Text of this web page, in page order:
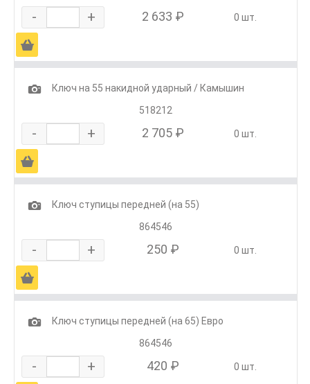
- + 2 633 ₽ 0 шт.
Ä
1
Ключ на 55 накидной ударный / Камышин
518212
- + 2 705 ₽ 0 шт.
Ä
1
Ключ ступицы передней (на 55)
864546
- + 250 ₽ 0 шт.
Ä
1
Ключ ступицы передней (на 65) Евро
864546
- + 420 ₽ 0 шт.